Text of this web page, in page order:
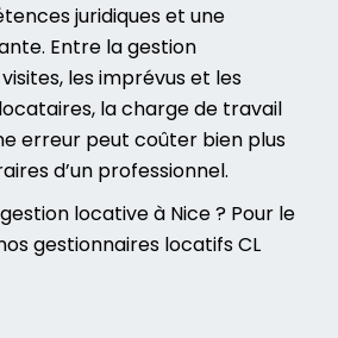
juridiques et une
Entre la gestion
les imprévus et les
la charge de travail
erreur peut coûter bien plus
d’un professionnel.
locative à Nice ? Pour le
gestionnaires locatifs CL